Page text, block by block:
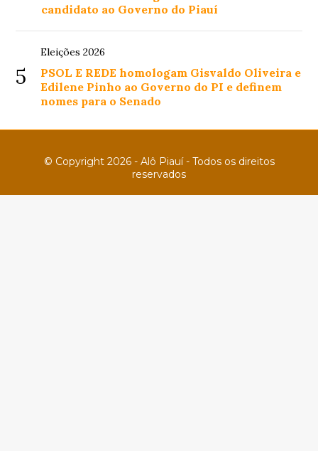
candidato ao Governo do Piauí
5
Eleições 2026
PSOL E REDE homologam Gisvaldo Oliveira e
Edilene Pinho ao Governo do PI e definem
nomes para o Senado
© Copyright 2026 - Alô Piauí - Todos os direitos
reservados